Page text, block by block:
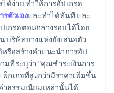
ด้ง่าย ทำให้การอัปเกรด
รตัวเองและทำได้ทันที และ
เกรดตอนกลางรอบได้โดย
บริษัทบางแห่งยังเสนอตัว
รือสร้างคําแนะนําการอัป
มที่ระบุว่า "คุณชําระเงินการ
พ็กเกจที่สูงกว่ามีราคาเพิ่มขึ้น
ธรรมเนียมเหล่านั้นได้